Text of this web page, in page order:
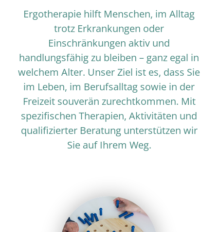
Klettern & Yoga
Kontakt
Ergotherapie hilft Menschen, im Alltag
trotz Erkrankungen oder
Einschränkungen aktiv und
handlungsfähig zu bleiben – ganz egal in
welchem Alter. Unser Ziel ist es, dass Sie
im Leben, im Berufsalltag sowie in der
Freizeit souverän zurechtkommen. Mit
spezifischen Therapien, Aktivitäten und
qualifizierter Beratung unterstützen wir
Sie auf Ihrem Weg.